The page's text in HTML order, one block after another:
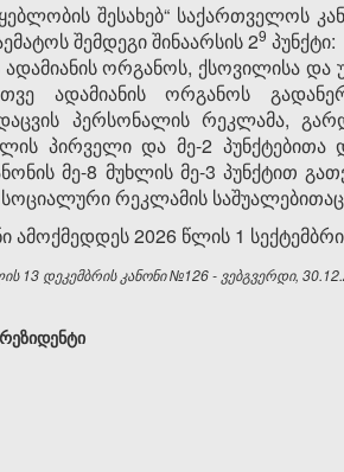
შესახებ“ საქართველოს
შემდეგი შინაარსის 2​9 პუნქტი:
ორგანოს, ქსოვილისა და
ადამიანის ორგანოს
პერსონალის რეკლამა,
პირველი და მე-2 პუნქტებითა
მე-8 მუხლის მე-3 პუნქტით
რეკლამის
ამოქმედდეს 2026 წლის 1
13 დეკემბრის კანონი №126 - ვებგვერდი,